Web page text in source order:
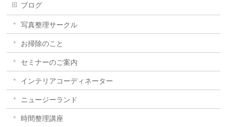
ブログ
写真整理サークル
お掃除のこと
セミナーのご案内
インテリアコーディネーター
ニュージーランド
時間整理講座